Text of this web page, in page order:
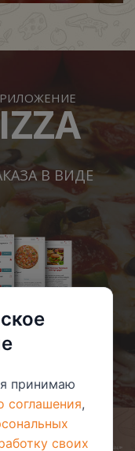
В ВИДЕ
© 2025 ООО «Арена-пицца»
принимаю
соглашения,
своих